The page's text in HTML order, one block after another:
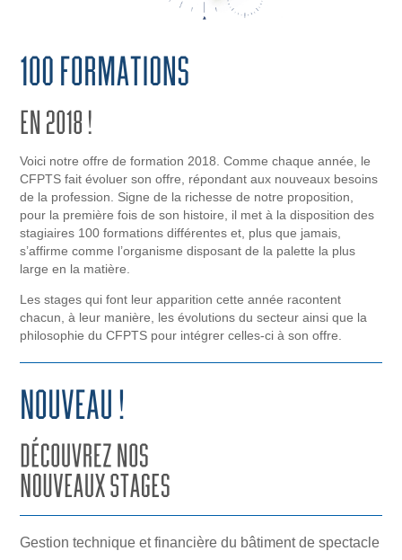
Voici notre offre de formation 2018. Comme chaque année, le
CFPTS fait évoluer son offre, répondant aux nouveaux besoins
de la profession. Signe de la richesse de notre proposition,
pour la première fois de son histoire, il met à la disposition des
stagiaires 100 formations différentes et, plus que jamais,
s’affirme comme l’organisme disposant de la palette la plus
large en la matière.
Les stages qui font leur apparition cette année racontent
chacun, à leur manière, les évolutions du secteur ainsi que la
philosophie du CFPTS pour intégrer celles-ci à son offre.
Gestion technique et financière du bâtiment de spectacle